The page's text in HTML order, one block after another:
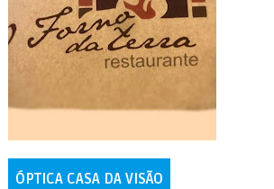
ÓPTICA CASA DA VISÃO